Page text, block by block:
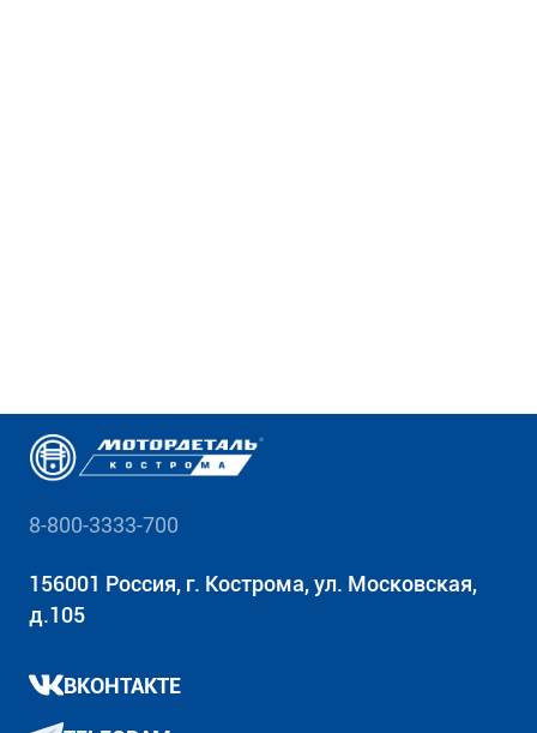
8-800-3333-700
156001 Россия, г. Кострома, ул. Московская,
д.105
ВКОНТАКТЕ